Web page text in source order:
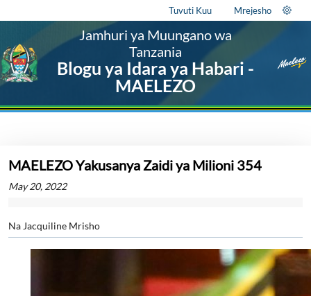
Tuvuti Kuu Mrejesho
Jamhuri ya Muungano wa
Tanzania
Blogu ya Idara ya Habari -
MAELEZO
MAELEZO Yakusanya Zaidi ya Milioni 354
May 20, 2022
Na Jacquiline Mrisho